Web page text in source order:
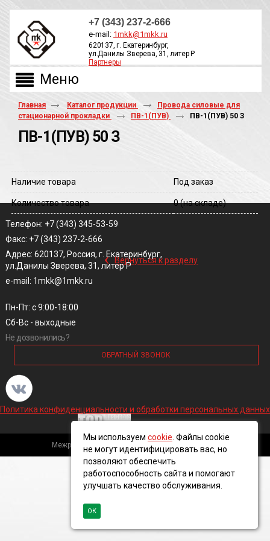
+7 (343) 237-2-666
e-mail: 1mkk@1mkk.ru
620137, г. Екатеринбург,
ул.Данилы Зверева, 31, литер Р
Партнеры
Главная Каталог продукции
Провода силовые для
стационарной прокладки
ПВ-1(ПУВ) ПВ-1(ПУВ) 50 З
ПВ-1(ПУВ) 50 З
Наличие товара Под заказ
Количество товара 0(на складе)
‹ Вернуться к разделу
Телефон: +7 (343) 345-53-59
Факс: +7 (343) 237-2-666
Адрес: 620137, Россия, г. Екатеринбург,
ул.Данилы Зверева, 31, литер Р
e-mail: 1mkk@1mkk.ru
Пн-Пт: с 9:00-18:00
Сб-Вс - выходные
Не дозвонились?
ОБРАТНЫЙ ЗВОНОК
Политика конфиденциальности и обработки персональных данных
Межрегиональная кабельная компания, 2016 ©
Мы используем cookie . Файлы cookie
не могут идентифицировать вас, но
позволяют обеспечить
работоспособность сайта и помогают
улучшать качество обслуживания.
ОК